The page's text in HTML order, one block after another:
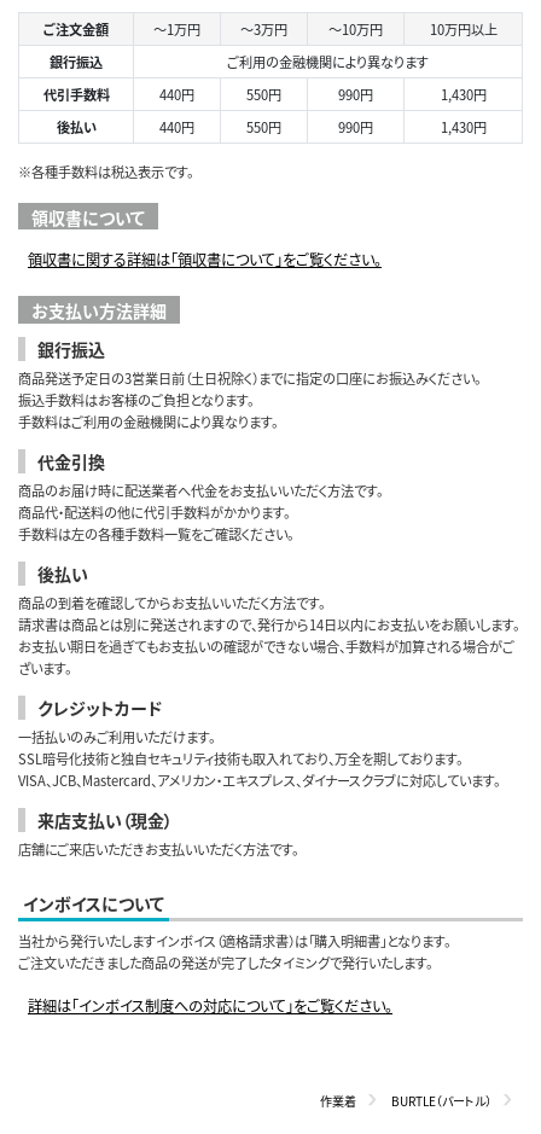
ご注文金額 ～1万円 ～3万円 ～10万円
10万円以上
銀行振込
ご利用の金融機関により異なります
代引手数料
440円 550円 990円
1,430円
後払い
440円 550円 990円 1,430円
※各種手数料は税込表示です。
領収書について
領収書に関する詳細は「領収書について」をご覧ください。
お支払い方法詳細
銀行振込
商品発送予定日の3営業日前（土日祝除く）までに指定の口座にお振込みください。
振込手数料はお客様のご負担となります。
手数料はご利用の金融機関により異なります。
代金引換
商品のお届け時に配送業者へ代金をお支払いいただく方法です。
商品代・配送料の他に代引手数料がかかります。
手数料は左の各種手数料一覧をご確認ください。
後払い
商品の到着を確認してからお支払いいただく方法です。
請求書は商品とは別に発送されますので、発行から14日以内にお支払いをお願いします。
お支払い期日を過ぎてもお支払いの確認ができない場合、手数料が加算される場合がご
ざいます。
クレジットカード
一括払いのみご利用いただけます。
SSL暗号化技術と独自セキュリティ技術も取入れており、万全を期しております。
VISA、JCB、Mastercard、アメリカン・エキスプレス、ダイナースクラブに対応しています。
来店支払い（現金）
店舗にご来店いただきお支払いいただく方法です。
インボイスについて
当社から発行いたしますインボイス（適格請求書）は「購入明細書」となります。
ご注文いただきました商品の発送が完了したタイミングで発行いたします。
詳細は「インボイス制度への対応について」をご覧ください。
作業着 BURTLE（バートル）